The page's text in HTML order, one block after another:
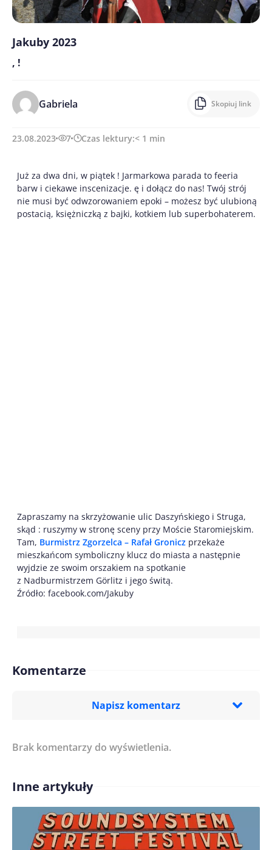
Jakuby 2023
, !
Gabriela Skopiuj link
23.08.2023 7 Czas lektury:< 1 min
Już za dwa dni, w piątek ! Jarmarkowa parada to feeria
barw i ciekawe inscenizacje. ę i dołącz do nas! Twój strój
nie musi być odwzorowaniem epoki – możesz być ulubioną
postacią, księżniczką z bajki, kotkiem lub superbohaterem.
Zapraszamy na skrzyżowanie ulic Daszyńskiego i Struga,
skąd : ruszymy w stronę sceny przy Moście Staromiejskim.
Tam, Burmistrz Zgorzelca – Rafał Gronicz przekaże
mieszkańcom symboliczny klucz do miasta a następnie
wyjdzie ze swoim orszakiem na spotkanie
z Nadburmistrzem Görlitz i jego świtą.
Źródło: facebook.com/Jakuby
Komentarze
Napisz komentarz
Treść komentarza*
Imię/ Nick*
Brak komentarzy do wyświetlenia.
Inne artykuły